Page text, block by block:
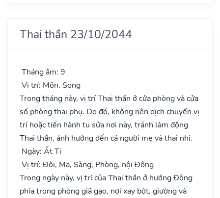
Thai thần 23/10/2044
Tháng âm: 9
Vị trí: Môn, Song
Trong tháng này, vị trí Thai thần ở cửa phòng và cửa
sổ phòng thai phụ. Do đó, không nên dịch chuyển vị
trí hoặc tiến hành tu sửa nơi này, tránh làm động
Thai thần, ảnh hưởng đến cả người mẹ và thai nhi.
Ngày: Ất Tị
Vị trí: Đôi, Ma, Sàng, Phòng, nội Đông
Trong ngày này, vị trí của Thai thần ở hướng Đông
phía trong phòng giã gạo, nơi xay bột, giường và